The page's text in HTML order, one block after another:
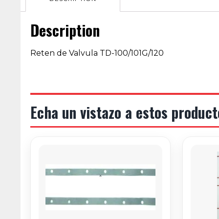
Description
Reten de Valvula TD-100/101G/120
Echa un vistazo a estos